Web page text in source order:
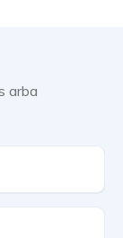
arba